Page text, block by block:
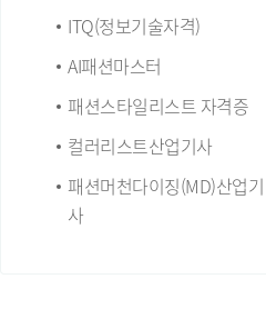
ITQ(정보기술자격)
AI패션마스터
패션스타일리스트 자격증
컬러리스트산업기사
패션머천다이징(MD)산업기
사